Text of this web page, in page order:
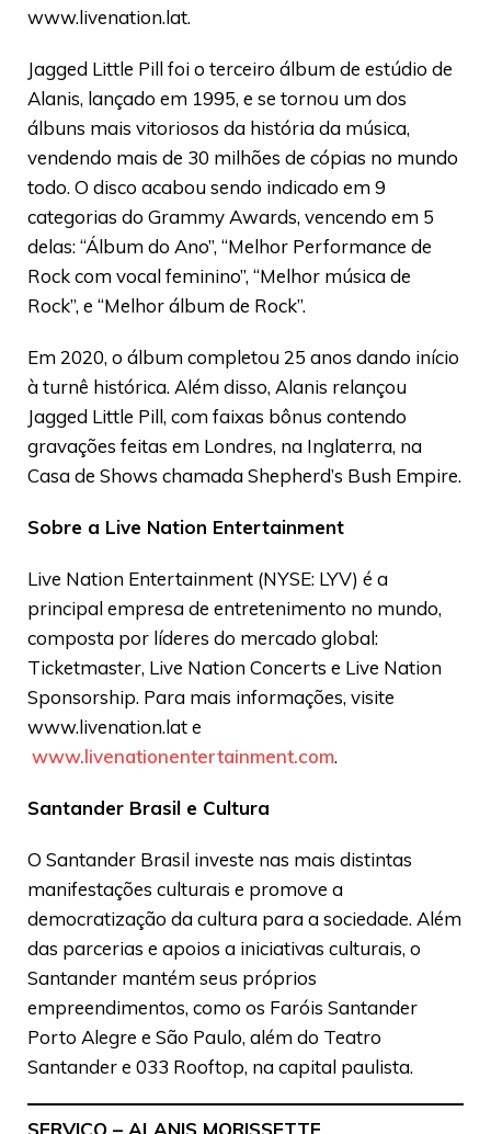
www.livenation.lat.
Jagged Little Pill foi o terceiro álbum de estúdio de
Alanis, lançado em 1995, e se tornou um dos
álbuns mais vitoriosos da história da música,
vendendo mais de 30 milhões de cópias no mundo
todo. O disco acabou sendo indicado em 9
categorias do Grammy Awards, vencendo em 5
delas: “Álbum do Ano”, “Melhor Performance de
Rock com vocal feminino”, “Melhor música de
Rock”, e “Melhor álbum de Rock”.
Em 2020, o álbum completou 25 anos dando início
à turnê histórica. Além disso, Alanis relançou
Jagged Little Pill, com faixas bônus contendo
gravações feitas em Londres, na Inglaterra, na
Casa de Shows chamada Shepherd’s Bush Empire.
Sobre a Live Nation Entertainment
Live Nation Entertainment (NYSE: LYV) é a
principal empresa de entretenimento no mundo,
composta por líderes do mercado global:
Ticketmaster, Live Nation Concerts e Live Nation
Sponsorship. Para mais informações, visite
www.livenation.lat e
www.livenationentertainment.com.
Santander Brasil e Cultura
O Santander Brasil investe nas mais distintas
manifestações culturais e promove a
democratização da cultura para a sociedade. Além
das parcerias e apoios a iniciativas culturais, o
Santander mantém seus próprios
empreendimentos, como os Faróis Santander
Porto Alegre e São Paulo, além do Teatro
Santander e 033 Rooftop, na capital paulista.